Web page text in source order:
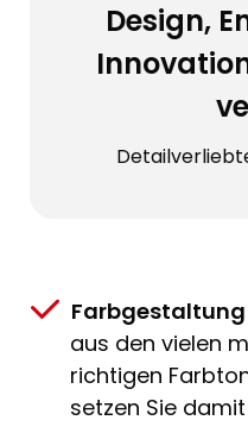
Design,
aus den vielen
richtigen
setzen Sie